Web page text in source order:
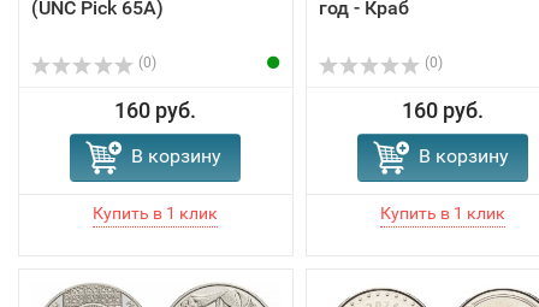
(UNC Pick 65A)
(0)
160 руб.
В корзину
год - Краб
(0)
160 руб.
В корзину